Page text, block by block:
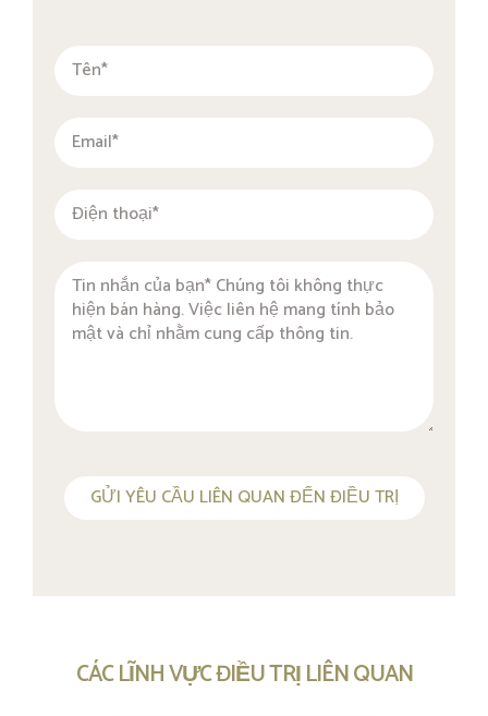
GỬI YÊU CẦU LIÊN QUAN ĐẾN ĐIỀU TRỊ
CÁC LĨNH VỰC ĐIỀU TRỊ LIÊN QUAN